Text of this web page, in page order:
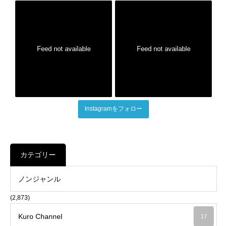
Feed not available Feed not available
Instagramをフォロー
カテゴリー
ノンジャンル
(2,873)
Kuro Channel 17